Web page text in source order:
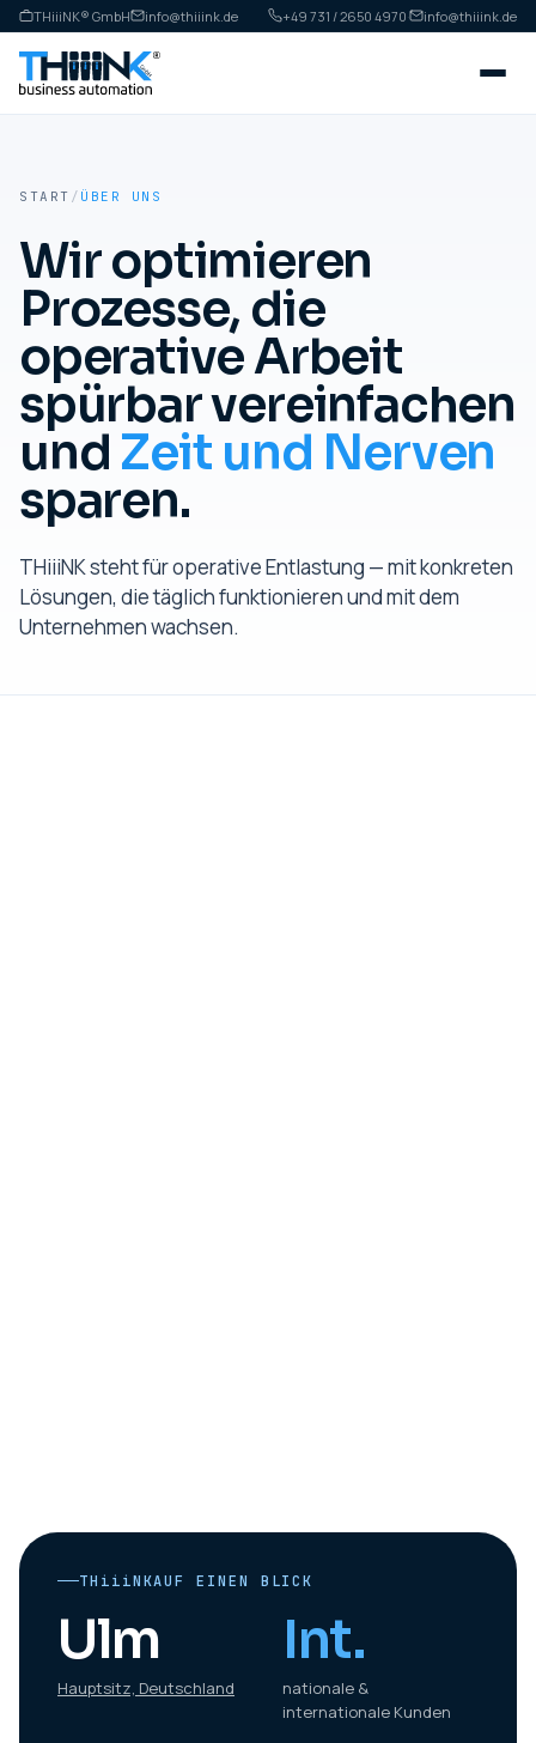
THiiiNK® GmbH info@thiiink.de +49 731 / 2650 4970· info@thiiink.de
START / ÜBER UNS
Wir optimieren
Prozesse, die
operative Arbeit
spürbar vereinfachen
und Zeit und Nerven
sparen.
THiiiNK steht für operative Entlastung — mit konkreten
Lösungen, die täglich funktionieren und mit dem
Unternehmen wachsen.
THiiiNKAUF EINEN BLICK
Ulm
Hauptsitz, Deutschland
Int.
nationale &
internationale Kunden